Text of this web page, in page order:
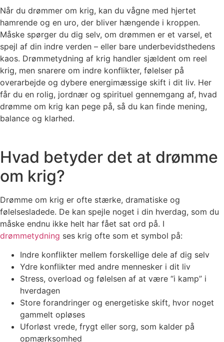
Når du drømmer om krig, kan du vågne med hjertet
hamrende og en uro, der bliver hængende i kroppen.
Måske spørger du dig selv, om drømmen er et varsel, et
spejl af din indre verden – eller bare underbevidsthedens
kaos. Drømmetydning af krig handler sjældent om reel
krig, men snarere om indre konflikter, følelser på
overarbejde og dybere energimæssige skift i dit liv. Her
får du en rolig, jordnær og spirituel gennemgang af, hvad
drømme om krig kan pege på, så du kan finde mening,
balance og klarhed.
Hvad betyder det at drømme
om krig?
Drømme om krig er ofte stærke, dramatiske og
følelsesladede. De kan spejle noget i din hverdag, som du
måske endnu ikke helt har fået sat ord på. I
drømmetydning ses krig ofte som et symbol på:
Indre konflikter mellem forskellige dele af dig selv
Ydre konflikter med andre mennesker i dit liv
Stress, overload og følelsen af at være “i kamp” i
hverdagen
Store forandringer og energetiske skift, hvor noget
gammelt opløses
Uforløst vrede, frygt eller sorg, som kalder på
opmærksomhed